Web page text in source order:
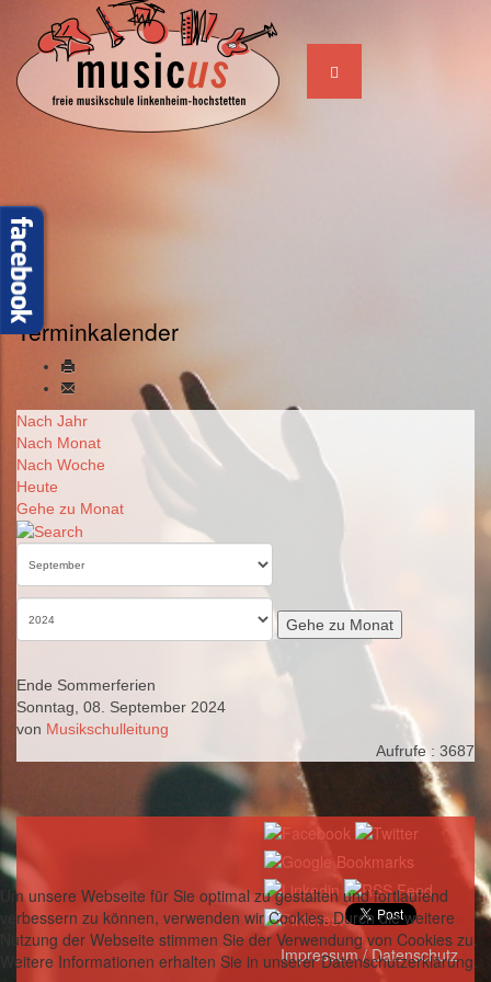
Terminkalender
Nach Jahr
Nach Monat
Nach Woche
Heute
Gehe zu Monat
Gehe zu Monat
Ende Sommerferien
Sonntag, 08. September 2024
von Musikschulleitung
Aufrufe : 3687
Impressum / Datenschutz
Um unsere Webseite für Sie optimal zu gestalten und fortlaufend
verbessern zu können, verwenden wir Cookies. Durch die weitere
Nutzung der Webseite stimmen Sie der Verwendung von Cookies zu.
Weitere Informationen erhalten Sie in unserer Datenschutzerklärung.